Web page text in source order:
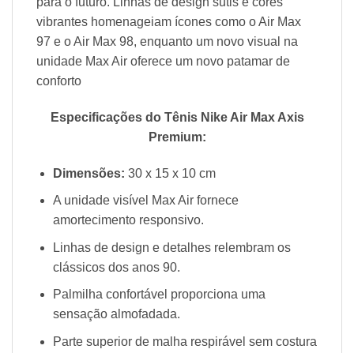
vibrantes homenageiam ícones como o Air Max
97 e o Air Max 98, enquanto um novo visual na
unidade Max Air oferece um novo patamar de
conforto
Especificações do Tênis Nike Air Max Axis
Premium:
Dimensões: 30 x 15 x 10 cm
A unidade visível Max Air fornece
amortecimento responsivo.
Linhas de design e detalhes relembram os
clássicos dos anos 90.
Palmilha confortável proporciona uma
sensação almofadada.
Parte superior de malha respirável sem costura